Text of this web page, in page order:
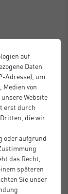
Silber Matt
kamen perfekt
Qualität der
auf
Daten
Adresse), um
Medien von
Website
erst durch
die wir
oder aufgrund
das Recht,
späteren
Sie unser